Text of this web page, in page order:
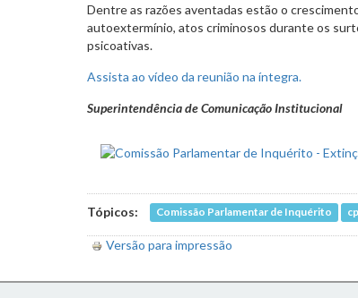
Dentre as razões aventadas estão o
autoextermínio, atos criminosos durante os
psicoativas.
Assista ao vídeo da reunião na íntegra.
Superintendência de Comunicação Institucional
Tópicos: Comissão Parlamentar de Inquérito
Versão para impressão